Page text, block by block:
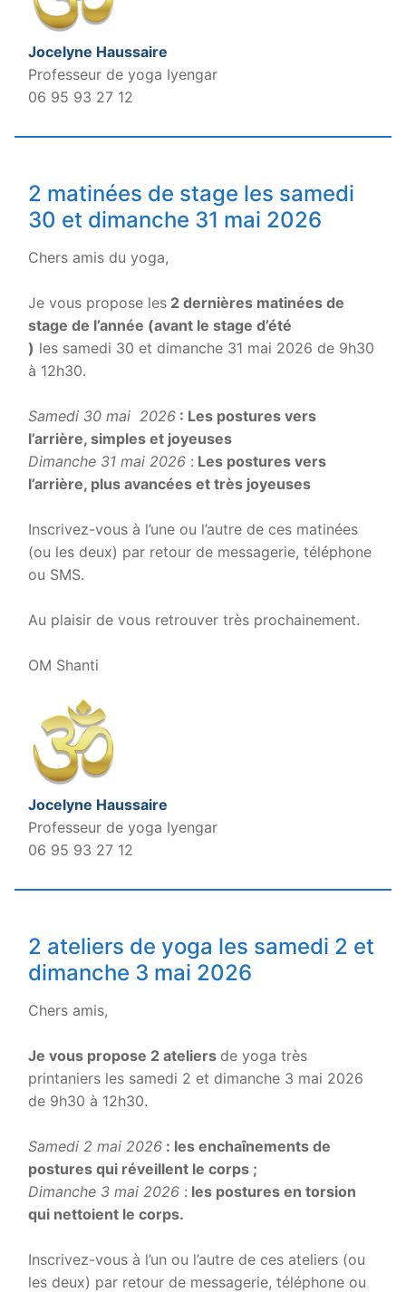
Jocelyne Haussaire
Professeur de yoga Iyengar
06 95 93 27 12
2 matinées de stage les samedi
30 et dimanche 31 mai 2026
Chers amis du yoga,
Je vous propose les 2 dernières matinées de
stage de l’année (avant le stage d’été
) les samedi 30 et dimanche 31 mai 2026 de 9h30
à 12h30.
Samedi 30 mai 2026 : Les postures vers
l’arrière, simples et joyeuses
Dimanche 31 mai 2026 : Les postures vers
l’arrière, plus avancées et très joyeuses
Inscrivez-vous à l’une ou l’autre de ces matinées
(ou les deux) par retour de messagerie, téléphone
ou SMS.
Au plaisir de vous retrouver très prochainement.
OM Shanti
Jocelyne Haussaire
Professeur de yoga Iyengar
06 95 93 27 12
2 ateliers de yoga les samedi 2 et
dimanche 3 mai 2026
Chers amis,
Je vous propose 2 ateliers de yoga très
printaniers les samedi 2 et dimanche 3 mai 2026
de 9h30 à 12h30.
Samedi 2 mai 2026 : les enchaînements de
postures qui réveillent le corps ;
Dimanche 3 mai 2026 : les postures en torsion
qui nettoient le corps.
Inscrivez-vous à l’un ou l’autre de ces ateliers (ou
les deux) par retour de messagerie, téléphone ou